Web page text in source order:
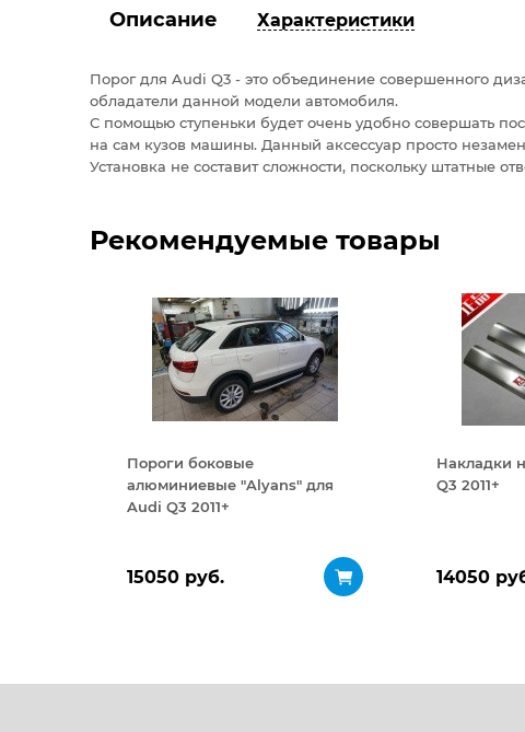
Описание Характеристики
Порог для Audi Q3 - это объединение совершенного
обладатели данной модели автомобиля.
С помощью ступеньки будет очень удобно совершать
на сам кузов машины. Данный аксессуар просто
Установка не составит сложности, поскольку штатные
Рекомендуемые товары
Пороги боковые
алюминиевые "Alyans" для
Audi Q3 2011+
15050 руб.
Накладки
Q3 2011+
14050